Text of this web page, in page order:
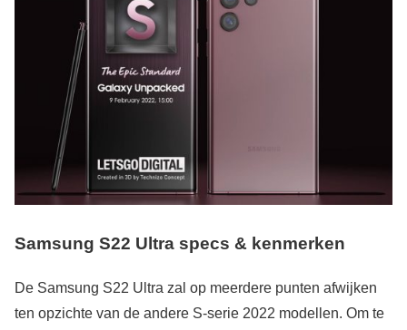
Samsung S22 Ultra specs & kenmerken
De Samsung S22 Ultra zal op meerdere punten afwijken
ten opzichte van de andere S-serie 2022 modellen. Om te